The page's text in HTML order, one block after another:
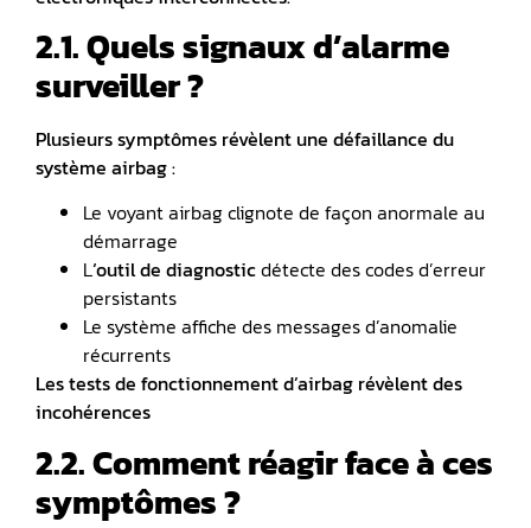
2.1. Quels signaux d’alarme
surveiller ?
Plusieurs symptômes révèlent une défaillance du
système airbag :
Le voyant airbag clignote de façon anormale au
démarrage
L‘outil de diagnosticdétecte des codes d’erreur
persistants
Le système affiche des messages d’anomalie
récurrents
Les tests de fonctionnement d’airbag révèlent des
incohérences
2.2. Comment réagir face à ces
symptômes ?